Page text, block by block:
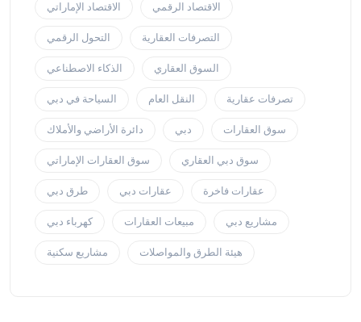
الاقتصاد الإماراتي الاقتصاد الرقمي
التحول الرقمي التصرفات العقارية
الذكاء الاصطناعي السوق العقاري
السياحة في دبي النقل العام تصرفات عقارية
دائرة الأراضي والأملاك دبي سوق العقارات
سوق العقارات الإماراتي سوق دبي العقاري
طرق دبي عقارات دبي عقارات فاخرة
كهرباء دبي مبيعات العقارات مشاريع دبي
مشاريع سكنية هيئة الطرق والمواصلات